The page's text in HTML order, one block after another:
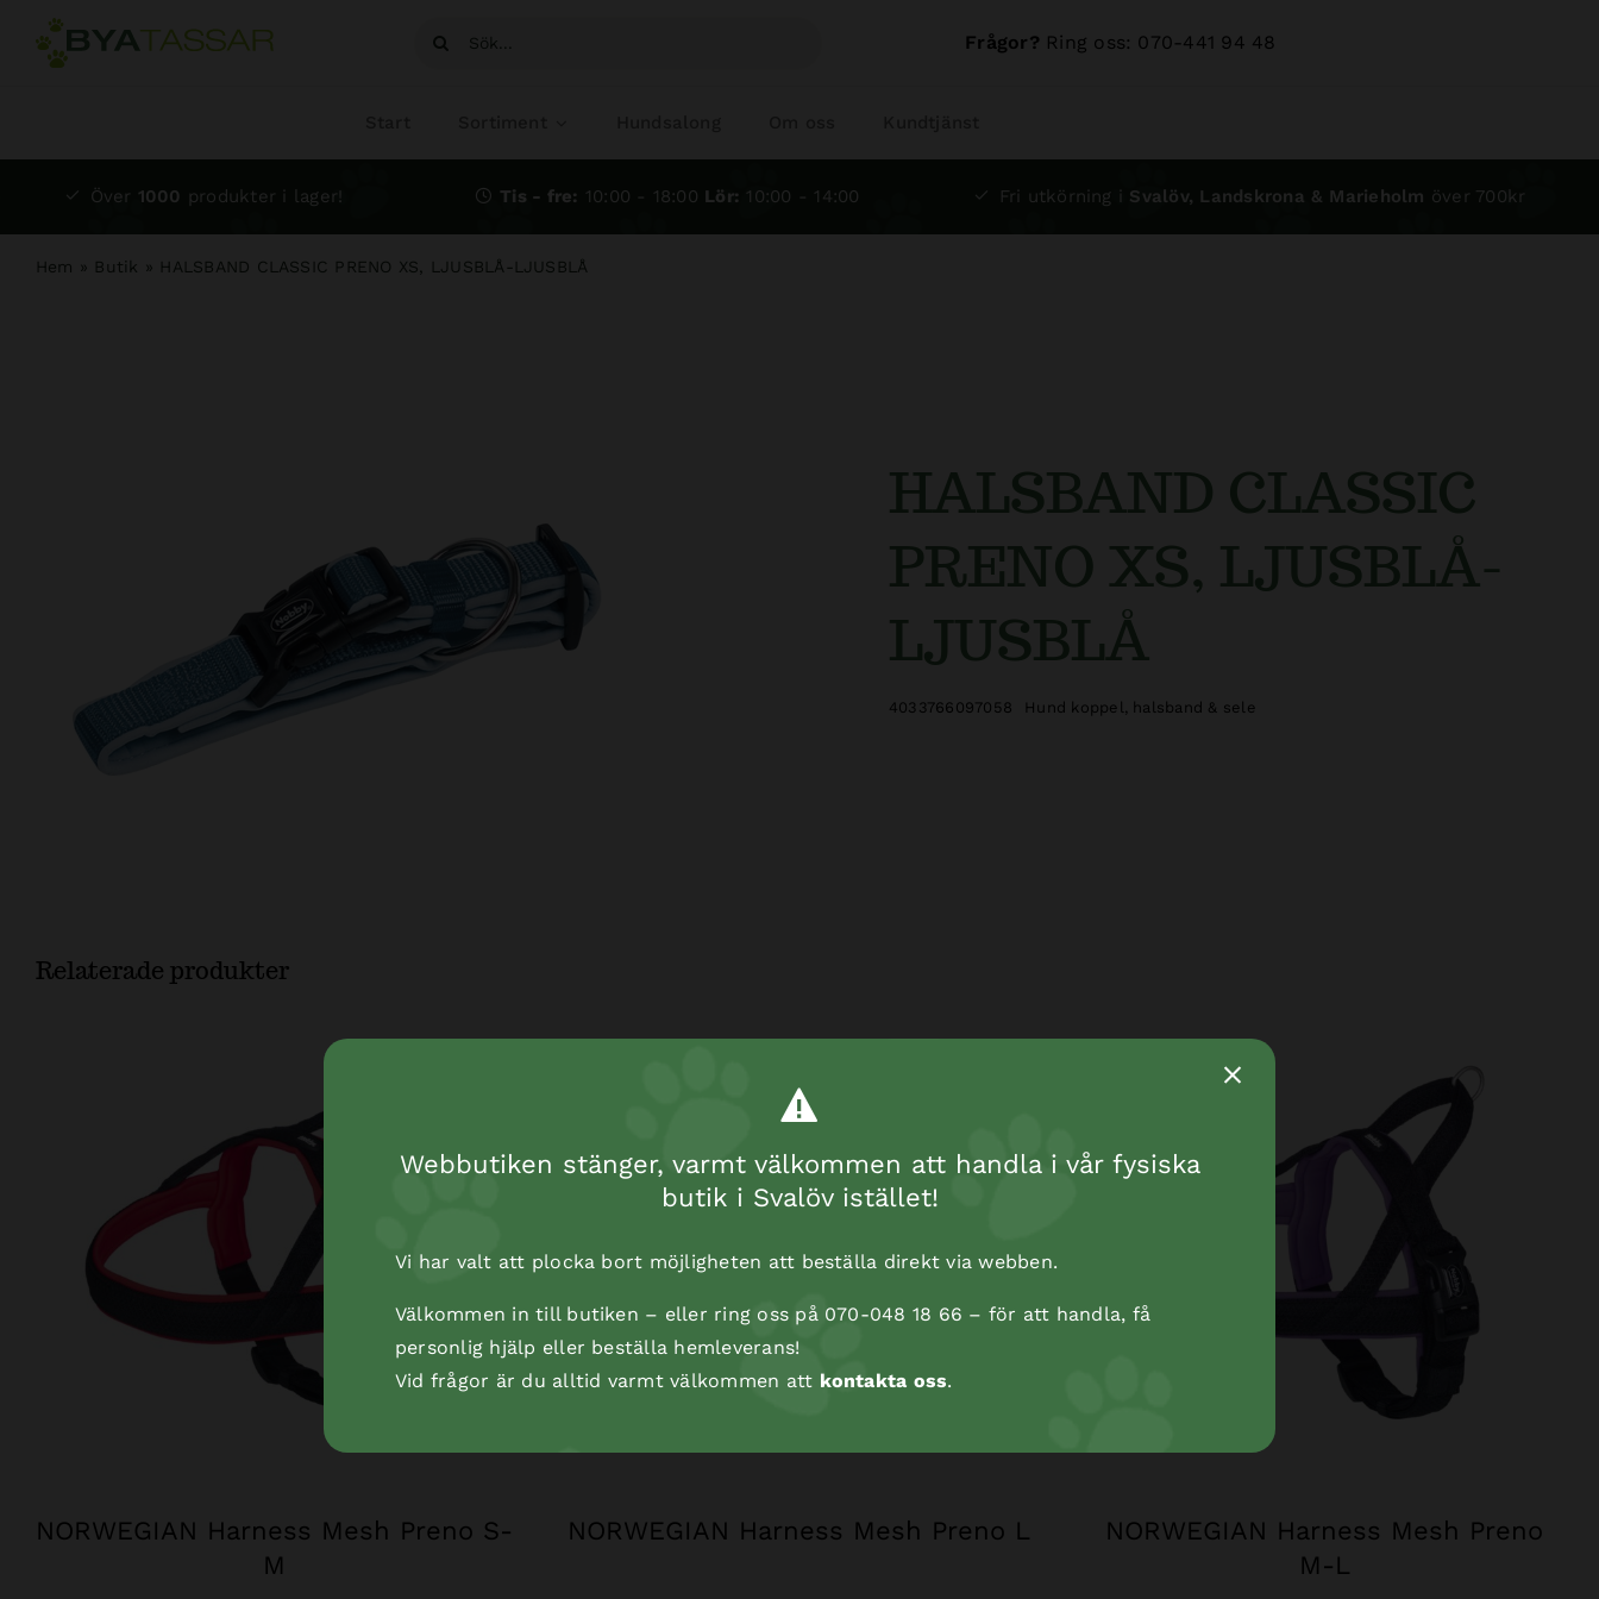
Fortsätt
Sök
Frågor? Ring oss: 070-441 94 48
Över 1000 produkter i lager! Tis - fre: 10:00 - 18:00 Lör: 10:00 - 14:00 Fri utkörning i Svalöv, Landskrona & Marieholm över 700kr
Hem » Butik » HALSBAND CLASSIC PRENO XS, LJUSBLÅ-LJUSBLÅ
HALSBAND CLASSIC
PRENO XS, LJUSBLÅ-
LJUSBLÅ
4033766097058 Hund koppel, halsband & sele
Relaterade produkter
NORWEGIAN Harness Mesh Preno S-
M
NORWEGIAN Harness Mesh Preno L
NORWEGIAN Harness Mesh Preno
M-L
Webbutiken stänger, varmt välkommen att handla i vår fysiska
butik i Svalöv istället!
Vi har valt att plocka bort möjligheten att beställa direkt via webben.
Välkommen in till butiken – eller ring oss på 070-048 18 66 – för att handla, få
personlig hjälp eller beställa hemleverans!
Vid frågor är du alltid varmt välkommen att kontakta oss.